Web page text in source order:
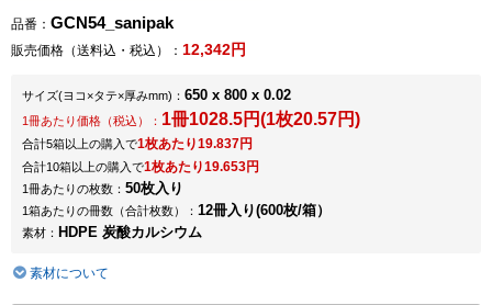
品番： GCN54_sanipak
販売価格（送料込・税込）： 12,342円
サイズ(ヨコ×タテ×厚みmm) ： 650 x 800 x 0.02
1冊あたり価格（税込）： 1冊1028.5円(1枚20.57円)
合計5箱以上の購入で1枚あたり19.837円
合計10箱以上の購入で1枚あたり19.653円
1冊あたりの枚数： 50枚入り
1箱あたりの冊数（合計枚数）： 12冊入り(600枚/箱）
素材： HDPE 炭酸カルシウム
素材について